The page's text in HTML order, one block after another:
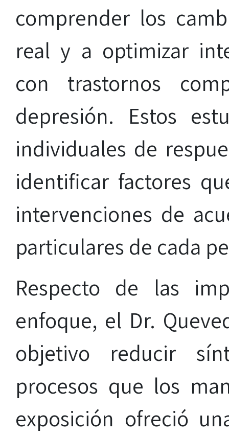
comprender los
real y a optimizar
con trastornos
depresión. Estos
individuales de
identificar factores
intervenciones de
particulares de cada
Respecto de las
enfoque, el Dr.
objetivo reducir
procesos que los
exposición ofreció